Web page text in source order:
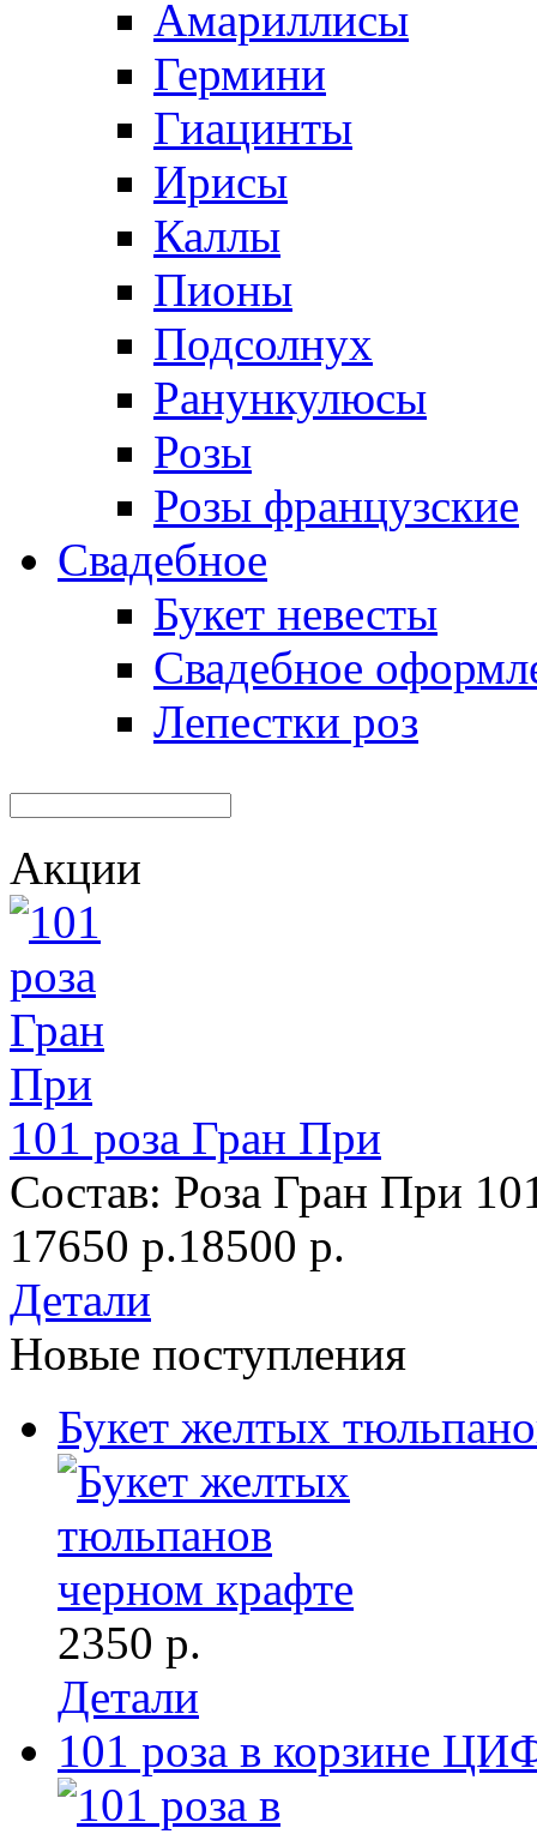
Амариллисы
Гермини
Гиацинты
Ирисы
Каллы
Пионы
Подсолнух
Ранункулюсы
Розы
Розы французские
Свадебное
Букет невесты
Свадебное
Лепестки роз
Акции
101 роза Гран При
Состав: Роза Гран При
17650 р.18500 р.
Детали
Новые поступления
Букет желтых
2350 р.
Детали
101 роза в корзине